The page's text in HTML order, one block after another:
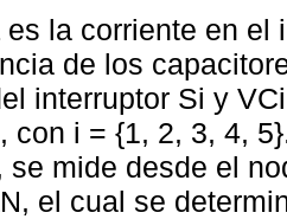
es la corriente en
de los
interruptor Si y
con i = {1, 2, 3, 4,
se mide desde el
el cual se